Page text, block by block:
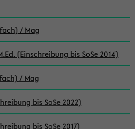
/ Mag
(Einschreibung bis SoSe 2014)
/ Mag
bis SoSe 2022)
bis SoSe 2017)